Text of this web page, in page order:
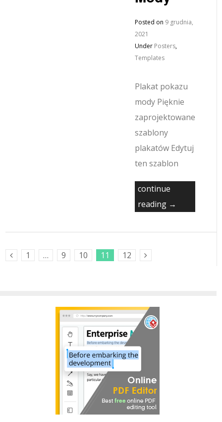
Posted on 9 grudnia,
2021
Under Posters,
Templates
Plakat pokazu
mody Pięknie
zaprojektowane
szablony
plakatów Edytuj
ten szablon
continue
reading →
1 … 9 10 11
12